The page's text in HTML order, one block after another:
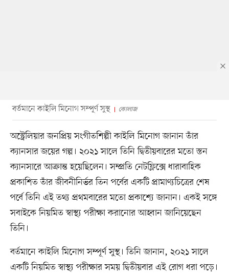
বর্তমানে কাইলি মিনোগ সম্পূর্ণ সুস্থ কোলাজ
অস্ট্রেলিয়ার জনপ্রিয় সংগীতশিল্পী কাইলি মিনোগ জানান তাঁর
ক্যানসার জয়ের গল্প। ২০২১ সালে তিনি দ্বিতীয়বারের মতো স্তন
ক্যানসারে আক্রান্ত হয়েছিলেন। সম্প্রতি নেটফ্লিক্সে ধারাবাহিক
প্রকাশিত তাঁর জীবনীনির্ভর তিন পর্বের একটি প্রামাণ্যচিত্রের শেষ
পর্বে তিনি এই তথ্য প্রথমবারের মতো প্রকাশ্যে জানান। একই সঙ্গে
সবাইকে নিয়মিত স্বাস্থ্য পরীক্ষা করানোর আহ্বান জানিয়েছেন
তিনি।
বর্তমানে কাইলি মিনোগ সম্পূর্ণ সুস্থ। তিনি জানান, ২০২১ সালে
একটি নিয়মিত স্বাস্থ্য পরীক্ষার সময় দ্বিতীয়বার এই রোগ ধরা পড়ে।